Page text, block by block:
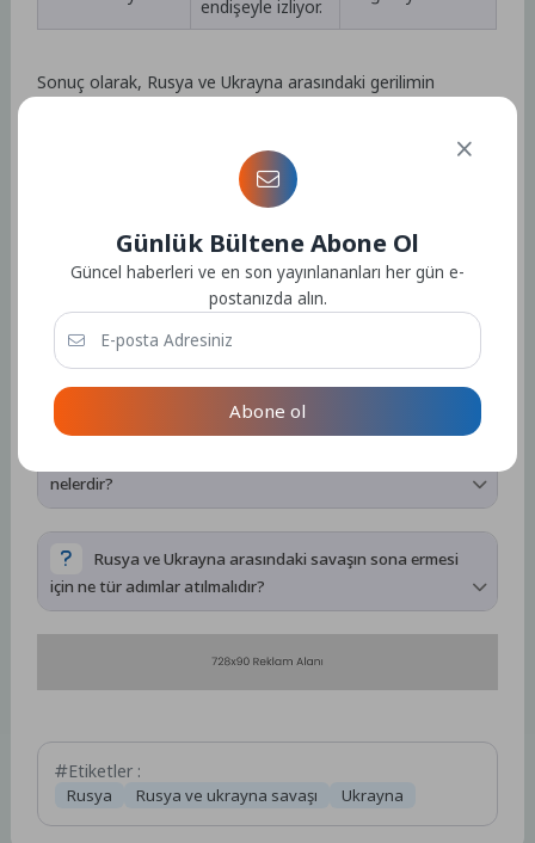
endişeyle izliyor.
Sonuç olarak, Rusya ve Ukrayna arasındaki gerilimin
önünde bulundurulmalıdır. Ancak artan diplomasi trafiği ve
müzakereler, ilişkilerin normalleşmesi ve gerilimin azalması
yönünde umut verici bir adım olarak değerlendirilebilir.
Rusya ve Ukrayna Savaşı tamamen sona erdi mi?
etmektedir.Rusya ve Ukrayna arasındaki savaş ne zaman
Rusya ve Ukrayna arasındaki savaş, 2014 yılında Kırım’ın
nelerdir?
Rusya ve Ukrayna arasındaki çatışmanın temel sebepleri
arasında toprak anlaşmazlıkları, etnik ve siyasi farklılıklar,
jeostratejik çıkarlar ve Rusya’nın Ukrayna’nın Batı’ya yönelme
isteğini engellemeye çalışması gibi faktörler yer almaktadır.
Rusya ve Ukrayna arasındaki savaşın sona ermesi
için ne tür adımlar atılmalıdır?
Rusya ve Ukrayna arasındaki savaşın sona ermesi için
diplomatik çözümler, uluslararası arabuluculuk ve taraflar
Etiketler :
Rusya Rusya ve ukrayna savaşı Ukrayna
Günlük Bültene Abone Ol
Güncel haberleri ve en son yayınlananları her gün e-
postanızda alın.
Abone ol